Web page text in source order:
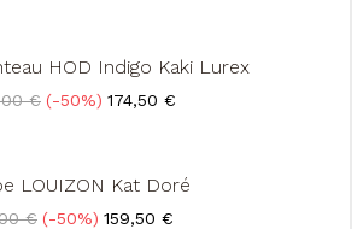
HOD Indigo Kaki Lurex
€ -50% Prix
174,50 €
LOUIZON Kat Doré
€ -50% Prix
159,50 €